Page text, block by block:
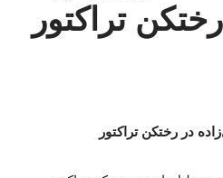
تراکتور
در رختکن تراکتور